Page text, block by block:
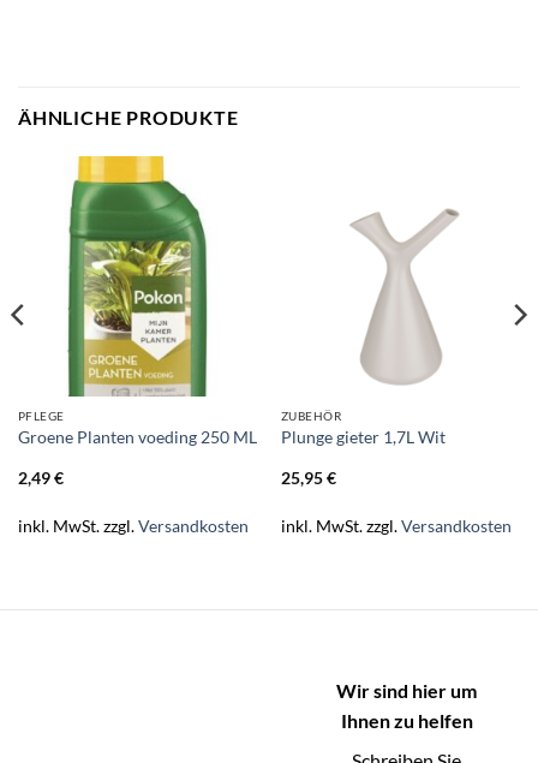
ÄHNLICHE PRODUKTE
PFLEGE
Groene Planten voeding 250 ML
2,49€
inkl. MwSt.zzgl.Versandkosten
ZUBEHÖR
Plunge gieter 1,7L Wit
25,95€
inkl. MwSt.zzgl.Versandkosten
Wir sind hier um
Ihnen zu helfen